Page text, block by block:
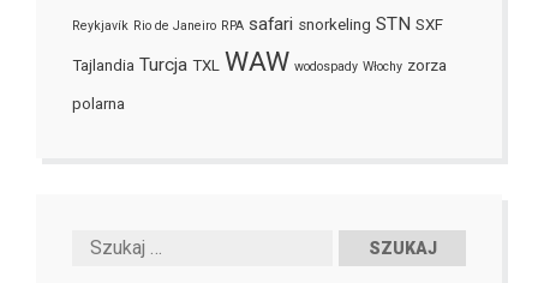
Reykjavík Rio de Janeiro RPA safari snorkeling STN SXF
Tajlandia Turcja TXL WAW wodospady Włochy zorza
polarna